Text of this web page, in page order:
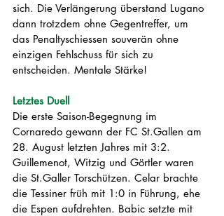
sich. Die Verlängerung überstand Lugano
dann trotzdem ohne Gegentreffer, um
das Penaltyschiessen souverän ohne
einzigen Fehlschuss für sich zu
entscheiden. Mentale Stärke!
Letztes Duell
Die erste Saison-Begegnung im
Cornaredo gewann der FC St.Gallen am
28. August letzten Jahres mit 3:2.
Guillemenot, Witzig und Görtler waren
die St.Galler Torschützen. Celar brachte
die Tessiner früh mit 1:0 in Führung, ehe
die Espen aufdrehten. Babic setzte mit